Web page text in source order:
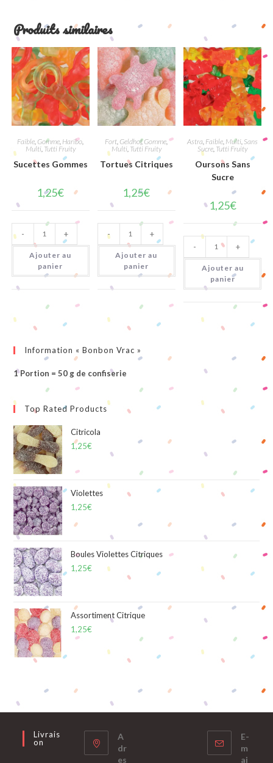
Produits similaires
Faible Gomme Haribo
Multi, Tutti Fruity
Sucettes Gommes
1,25€
quantité
de
Sucettes
Gommes
- +
Ajouter au
panier
Fort Geldhof,Gomme
Multi, Tutti Fruity
Tortues Citriques
1,25€
quantité
de
Tortues
Citriques
- +
Ajouter au
panier
Astra Faible Multi Sans
Sucre Tutti Fruity
Oursons Sans
Sucre
1,25€
quantité
de
Oursons
Sans
Sucre
- +
Ajouter au
panier
Information « Bonbon Vrac »
1 Portion = 50 g de confiserie
Top Rated Products
Citricola
1,25€
Violettes
1,25€
Boules Violettes Citriques
1,25€
Assortiment Citrique
1,25€
Livrais
On
A
dr
es
E-
m
ai